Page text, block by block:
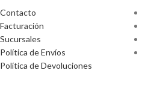
Contacto
Facturación
Sucursales
Política de Envíos
Política de Devoluciones